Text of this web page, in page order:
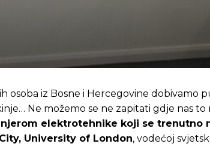
osoba iz Bosne i Hercegovine dobivamo
Ne možemo se ne zapitati gdje nas
elektrotehnike koji se trenutno
University of London, vodećoj